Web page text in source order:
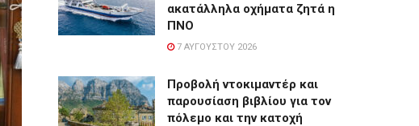
ακατάλληλα οχήματα ζητά η
ΠΝΟ
7 ΑΥΓΟΎΣΤΟΥ 2026
Προβολή ντοκιμαντέρ και
παρουσίαση βιβλίου για τον
πόλεμο και την κατοχή